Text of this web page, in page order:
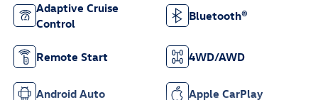
Adaptive Cruise
Control
Bluetooth®
Remote Start 4WD/AWD
Android Auto Apple CarPlay